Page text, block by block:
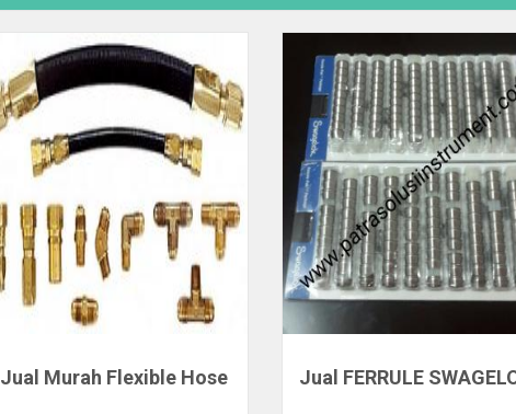
Jual Murah Flexible Hose Jual FERRULE